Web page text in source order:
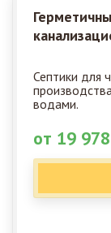
Септики для
водами.
от 19